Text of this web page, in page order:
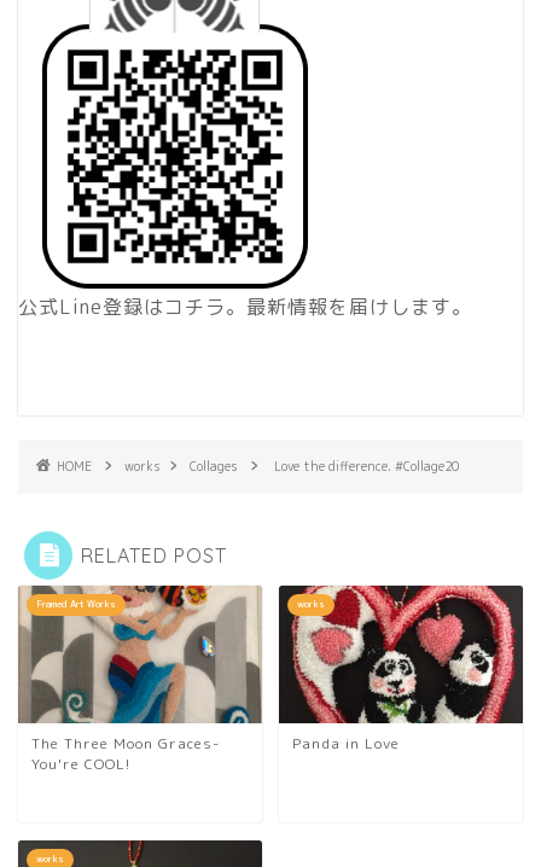
公式Line登録はコチラ。最新情報を届けします。
HOME works Collages Love the difference. #Collage20
RELATED POST
Framed Art Works
The Three Moon Graces-
You're COOL!
works
Panda in Love
works